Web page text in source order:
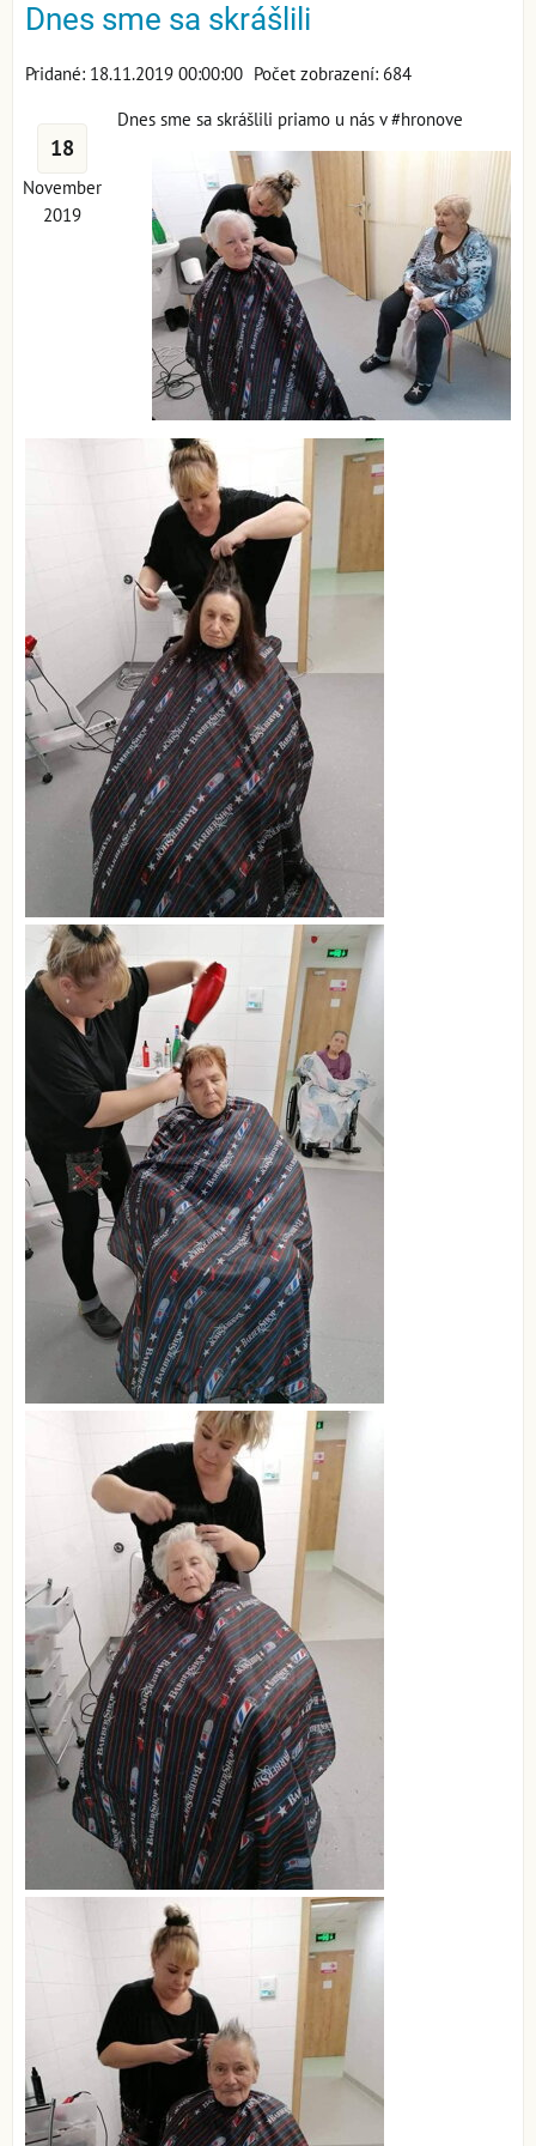
Dnes sme sa skrášlili
Pridané: 18.11.2019 00:00:00 Počet zobrazení: 684
18
November
2019
Dnes sme sa skrášlili priamo u nás v #hronove